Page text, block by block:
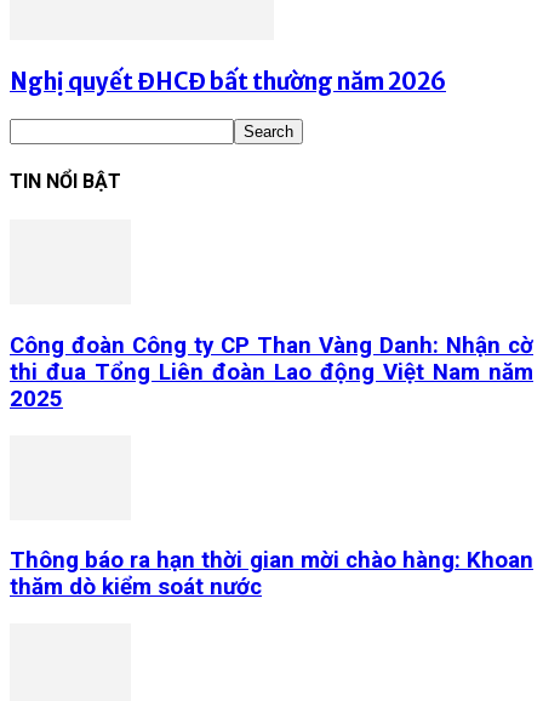
Nghị quyết ĐHCĐ bất thường năm 2026
TIN NỔI BẬT
Công đoàn Công ty CP Than Vàng Danh: Nhận cờ
thi đua Tổng Liên đoàn Lao động Việt Nam năm
2025
Thông báo ra hạn thời gian mời chào hàng: Khoan
thăm dò kiểm soát nước